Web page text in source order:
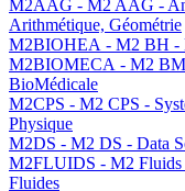
M2AAG - M2 AAG -
Arithmétique, Géométrie
M2BIOHEA - M2 BH -
M2BIOMECA - M2
BioMédicale
M2CPS - M2 CPS -
Physique
M2DS - M2 DS - Data
M2FLUIDS - M2 Fluids
Fluides